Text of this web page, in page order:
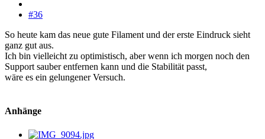
#36
So heute kam das neue gute Filament und der erste Eindruck sieht
ganz gut aus.
Ich bin vielleicht zu optimistisch, aber wenn ich morgen noch den
Support sauber entfernen kann und die Stabilität passt,
wäre es ein gelungener Versuch.
Anhänge